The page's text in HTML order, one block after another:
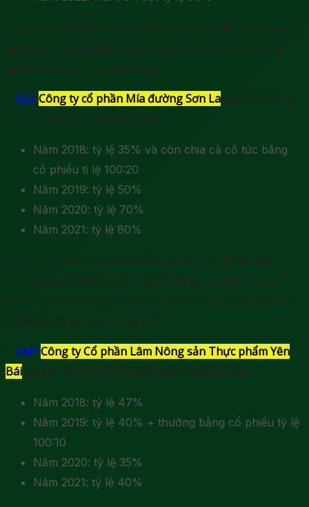
Giá cổ phiếu DP3 tại thời điểm viết bài là 94k, khối lượng
giao dịch trung bình là khoảng 3k/phiên và có những
phiên không có thanh khoản.
+ SLS: Công ty cổ phần Mía đường Sơn La với lịch sử trả
cổ tức bằng tiền mặt như sau:
Năm 2018: tỷ lệ 35% và còn chia cả cổ tức bằng
cổ phiếu tỉ lệ 100:20
Năm 2019: tỷ lệ 50%
Năm 2020: tỷ lệ 70%
Năm 2021: tỷ lệ 80%
Giá cổ phiếu SLS tại thời điểm viết bài là 135,9k, khối
lượng giao dịch trung bình là khoảng 7k/phiên và có
những phiên không có thanh khoản hoặc thanh khoản
rất thấp, chỉ vài trăm cổ phiếu.
+ CAP: Công ty Cổ phần Lâm Nông sản Thực phẩm Yên
Bái với lịch sử trả cổ tức bằng tiền mặt như sau:
Năm 2018: tỷ lệ 47%
Năm 2019: tỷ lệ 40% + thưởng bằng cổ phiếu tỷ lệ
100:10
Năm 2020: tỷ lệ 35%
Năm 2021: tỷ lệ 40%